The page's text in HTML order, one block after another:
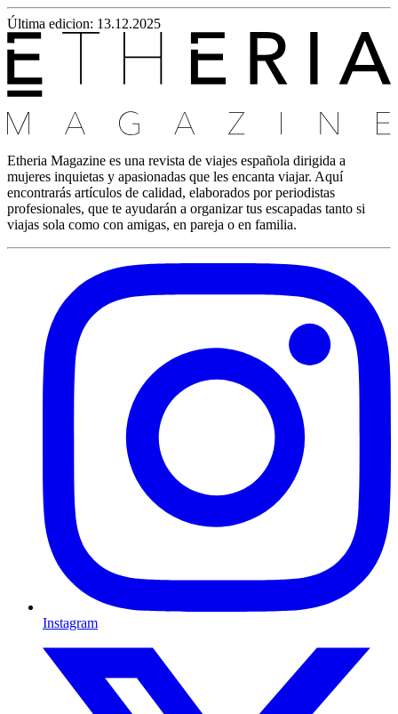
Última edicion: 13.12.2025
Etheria Magazine es una revista de viajes española dirigida a
mujeres inquietas y apasionadas que les encanta viajar. Aquí
encontrarás artículos de calidad, elaborados por periodistas
profesionales, que te ayudarán a organizar tus escapadas tanto si
viajas sola como con amigas, en pareja o en familia.
Instagram